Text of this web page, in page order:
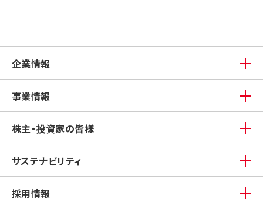
企業情報
事業情報
株主・投資家の皆様
サステナビリティ
採用情報